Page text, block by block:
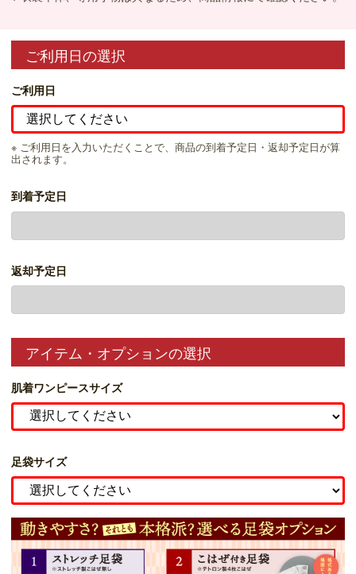
ご利用日の選択
ご利用日
※ ご利用日を入力いただくことで、商品の到着予定日・返却予定日が算
出されます。
到着予定日
返却予定日
アイテム・オプションの選択
肌着ワンピースサイズ
足袋サイズ